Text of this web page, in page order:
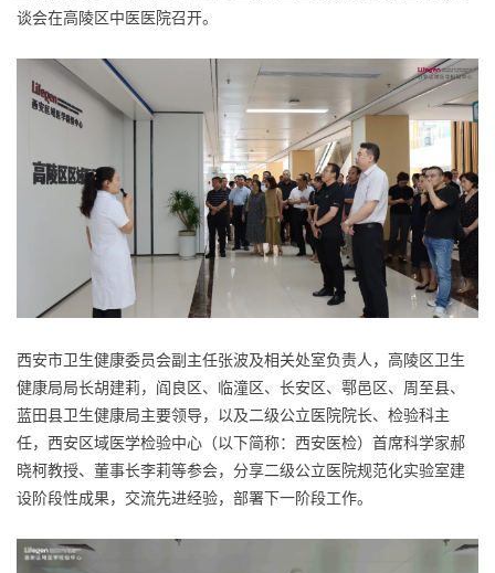
谈会在高陵区中医医院召开。
西安市卫生健康委员会副主任张波及相关处室负责人，高陵区卫生
健康局局长胡建莉，阎良区、临潼区、长安区、鄠邑区、周至县、
蓝田县卫生健康局主要领导，以及二级公立医院院长、检验科主
任，西安区域医学检验中心（以下简称：西安医检）首席科学家郝
晓柯教授、董事长李莉等参会，分享二级公立医院规范化实验室建
设阶段性成果，交流先进经验，部署下一阶段工作。